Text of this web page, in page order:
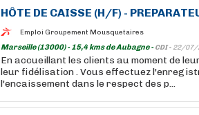
HÔTE DE CAISSE (H/F) -
Emploi Groupement Mousquetaires
Marseille (13000) - 15,4 kms de Aubagne -CDI - 22/07/
En accueillant les clients au moment de
leur fidélisation . Vous effectuez
l'encaissement dans le respect des p...